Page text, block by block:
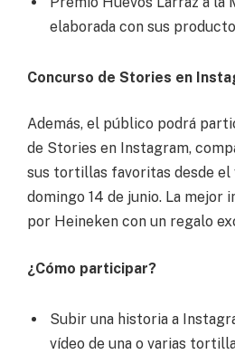
elaborada con sus
Concurso de Stories en
Además, el público podrá
de Stories en Instagram,
sus tortillas favoritas desde el
domingo 14 de junio. La mejor
por Heineken con un regalo
¿Cómo participar?
Subir una historia a
vídeo de una o varias